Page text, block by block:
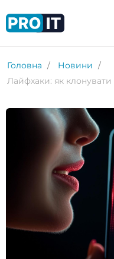
Головна
Новини